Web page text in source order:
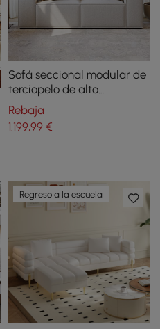
Sofá seccional modular de
terciopelo de alto
rendimiento antiarañazos
de 2 piezas de 2200 mm
Rebaja
1.199,99€
Regreso a la escuela